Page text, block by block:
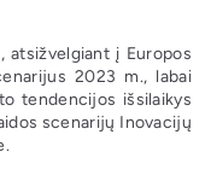
atsižvelgiant į Europos
2023 m., labai
tendencijos išsilaikys
scenarijų Inovacijų